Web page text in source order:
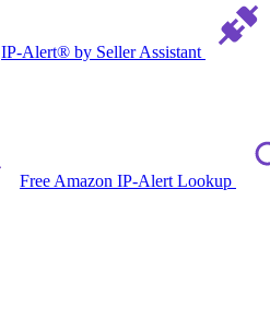
IP-Alert® by Seller Assistant
Free Amazon IP-Alert Lookup